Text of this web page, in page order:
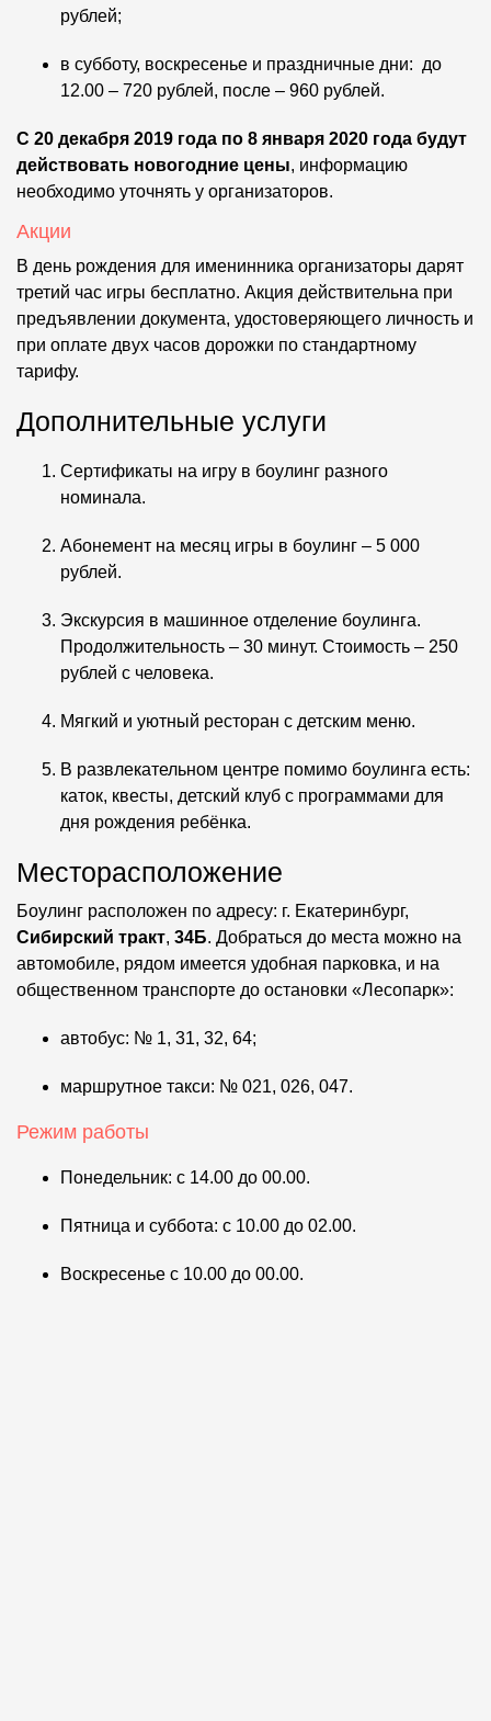
рублей;
в субботу, воскресенье и праздничные дни: до
12.00 – 720 рублей, после – 960 рублей.
С 20 декабря 2019 года по 8 января 2020 года будут
действовать новогодние цены, информацию
необходимо уточнять у организаторов.
Акции
В день рождения для именинника организаторы дарят
третий час игры бесплатно. Акция действительна при
предъявлении документа, удостоверяющего личность и
при оплате двух часов дорожки по стандартному
тарифу.
Дополнительные услуги
Сертификаты на игру в боулинг разного
номинала.
Абонемент на месяц игры в боулинг – 5 000
рублей.
Экскурсия в машинное отделение боулинга.
Продолжительность – 30 минут. Стоимость – 250
рублей с человека.
Мягкий и уютный ресторан с детским меню.
В развлекательном центре помимо боулинга есть:
каток, квесты, детский клуб с программами для
дня рождения ребёнка.
Месторасположение
Боулинг расположен по адресу: г. Екатеринбург,
Сибирский тракт, 34Б. Добраться до места можно на
автомобиле, рядом имеется удобная парковка, и на
общественном транспорте до остановки «Лесопарк»:
автобус: № 1, 31, 32, 64;
маршрутное такси: № 021, 026, 047.
Режим работы
Понедельник: с 14.00 до 00.00.
Пятница и суббота: с 10.00 до 02.00.
Воскресенье с 10.00 до 00.00.